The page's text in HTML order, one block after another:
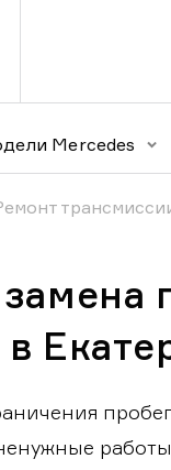
Mercedes
работы